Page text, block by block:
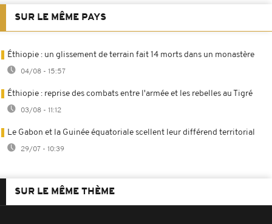
SUR LE MÊME PAYS
Éthiopie : un glissement de terrain fait 14 morts dans un monastère
04/08 - 15:57
Éthiopie : reprise des combats entre l'armée et les rebelles au Tigré
03/08 - 11:12
Le Gabon et la Guinée équatoriale scellent leur différend territorial
29/07 - 10:39
SUR LE MÊME THÈME